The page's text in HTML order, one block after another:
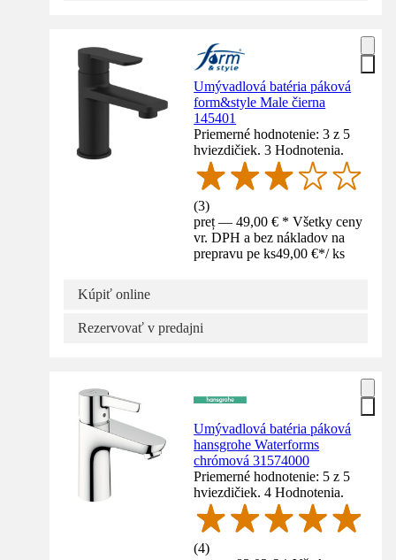
Umývadlová batéria páková
form&style Male čierna
145401
Priemerné hodnotenie: 3 z 5
hviezdičiek. 3 Hodnotenia.
(3)
preț — 49,00 € * Všetky ceny
vr. DPH a bez nákladov na
prepravu pe ks49,00 €*/ ks
Kúpiť online
Rezervovať v predajni
Umývadlová batéria páková
hansgrohe Waterforms
chrómová 31574000
Priemerné hodnotenie: 5 z 5
hviezdičiek. 4 Hodnotenia.
(4)